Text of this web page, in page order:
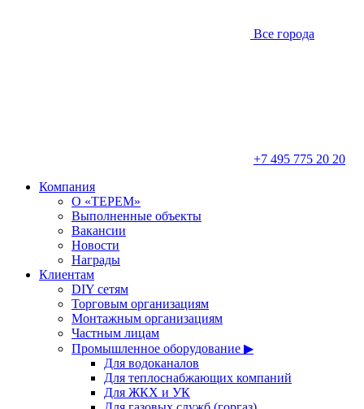
Все города
+7 495 775 20 20
Компания
О «ТЕРЕМ»
Выполненные объекты
Вакансии
Новости
Награды
Клиентам
DIY сетям
Торговым организациям
Монтажным организациям
Частным лицам
Промышленное оборудование ▶
Для водоканалов
Для теплоснабжающих компаний
Для ЖКХ и УК